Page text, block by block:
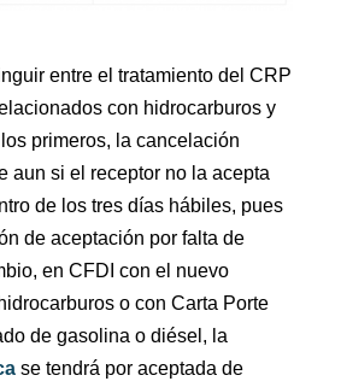
entre el tratamiento del CRP
con hidrocarburos y
primeros, la cancelación
aun si el receptor no la acepta
de los tres días hábiles, pues
de aceptación por falta de
en CFDI con el nuevo
o con Carta Porte
de gasolina o diésel, la
se tendrá por aceptada de